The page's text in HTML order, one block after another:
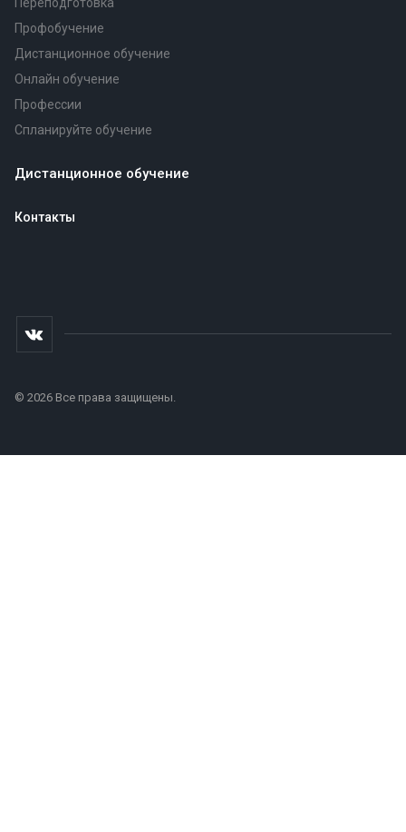
Профобучение
Дистанционное обучение
Онлайн обучение
Профессии
Спланируйте обучение
Дистанционное обучение
Контакты
© 2026 Все права защищены.